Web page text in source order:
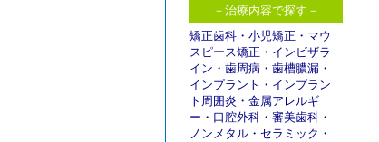
－治療内容で探す－
矯正歯科 ・ 小児矯正 ・ マウ
スピース矯正 ・ インビザラ
イン ・ 歯周病 ・ 歯槽膿漏 ・
インプラント ・ インプラン
ト周囲炎 ・ 金属アレルギ
ー ・ 口腔外科 ・ 審美歯科 ・
ノンメタル ・ セラミック ・